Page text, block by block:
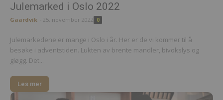
Julemarked i Oslo 2022
Gaardvik 25. november 2022 0
Julemarkedene er mange i Oslo i år. Her er de vi kommer til å
besøke i adventstiden. Lukten av brente mandler, bivokslys og
gløgg. Det...
Les mer